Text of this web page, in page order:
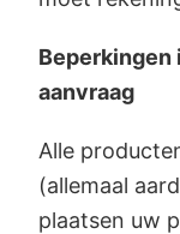
Beperkingen
aanvraag
Alle
(allemaal
plaatsen uw